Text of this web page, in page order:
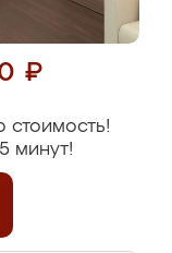
₽
стоимость!
минут!